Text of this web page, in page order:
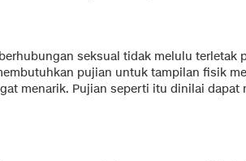
seksual tidak melulu terletak
pujian untuk tampilan fisik
menarik. Pujian seperti itu dinilai dapat